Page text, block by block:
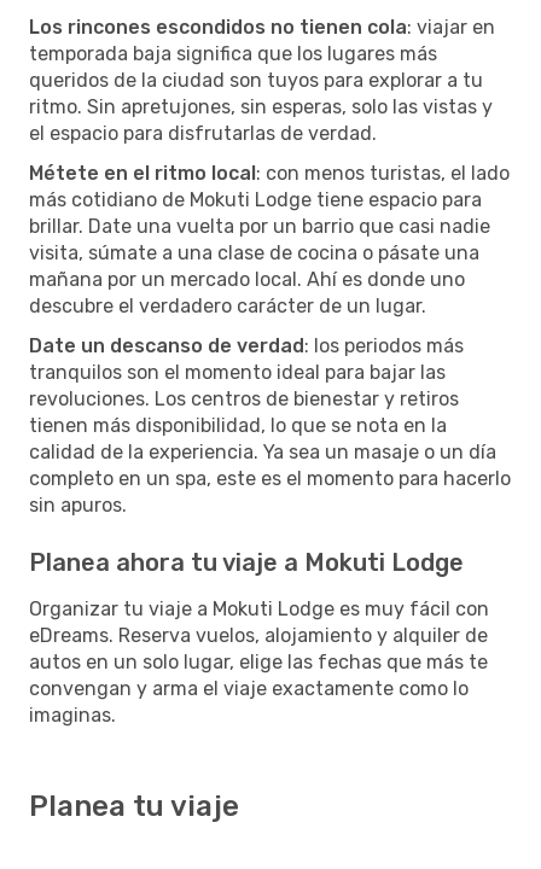
Los rincones escondidos no tienen cola: viajar en
temporada baja significa que los lugares más
queridos de la ciudad son tuyos para explorar a tu
ritmo. Sin apretujones, sin esperas, solo las vistas y
el espacio para disfrutarlas de verdad.
Métete en el ritmo local: con menos turistas, el lado
más cotidiano de Mokuti Lodge tiene espacio para
brillar. Date una vuelta por un barrio que casi nadie
visita, súmate a una clase de cocina o pásate una
mañana por un mercado local. Ahí es donde uno
descubre el verdadero carácter de un lugar.
Date un descanso de verdad: los periodos más
tranquilos son el momento ideal para bajar las
revoluciones. Los centros de bienestar y retiros
tienen más disponibilidad, lo que se nota en la
calidad de la experiencia. Ya sea un masaje o un día
completo en un spa, este es el momento para hacerlo
sin apuros.
Planea ahora tu viaje a Mokuti Lodge
Organizar tu viaje a Mokuti Lodge es muy fácil con
eDreams. Reserva vuelos, alojamiento y alquiler de
autos en un solo lugar, elige las fechas que más te
convengan y arma el viaje exactamente como lo
imaginas.
Planea tu viaje